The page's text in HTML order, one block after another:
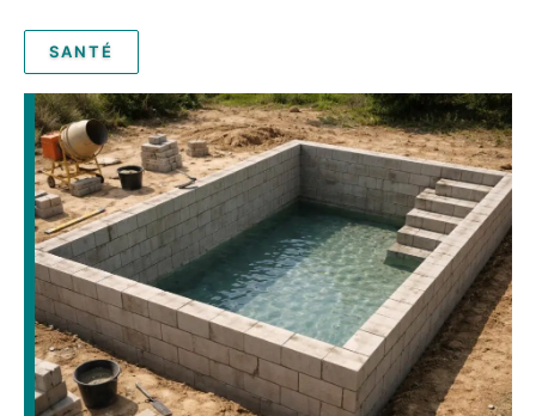
SANTÉ